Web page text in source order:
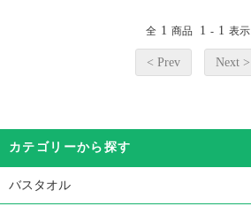
全 1 商品 1 - 1 表示
< Prev Next >
カテゴリーから探す
バスタオル